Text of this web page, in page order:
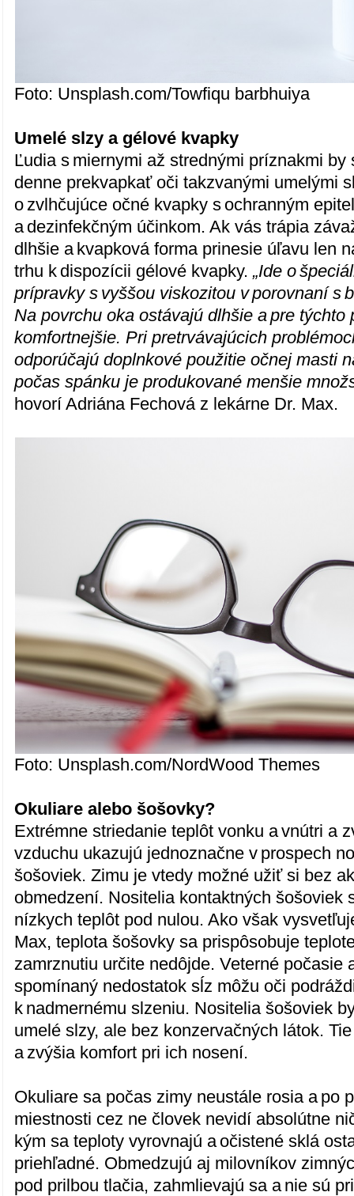
Foto: Unsplash.com/Towfiqu barbhuiya
Umelé slzy a gélové kvapky
Ľudia s miernymi až strednými príznakmi
denne prekvapkať oči takzvanými umelými
o zvlhčujúce očné kvapky s ochranným
a dezinfekčným účinkom. Ak vás trápia
dlhšie a kvapková forma prinesie úľavu len
trhu k dispozícii gélové kvapky.„Ide o
prípravky s vyššou viskozitou v porovnaní s
Na povrchu oka ostávajú dlhšie a pre týchto
komfortnejšie. Pri pretrvávajúcich
odporúčajú doplnkové použitie očnej masti
počas spánku je produkované menšie
hovorí Adriána Fechová z lekárne Dr. Max.
Foto: Unsplash.com/NordWood Themes
Okuliare alebo šošovky?
Extrémne striedanie teplôt vonku a vnútri a
vzduchu ukazujú jednoznačne v prospech
šošoviek. Zimu je vtedy možné užiť si bez
obmedzení. Nositelia kontaktných šošoviek
nízkych teplôt pod nulou. Ako však
Max, teplota šošovky sa prispôsobuje
zamrznutiu určite nedôjde. Veterné počasie
spomínaný nedostatok sĺz môžu oči
k nadmernému slzeniu. Nositelia šošoviek
umelé slzy, ale bez konzervačných látok.
a zvýšia komfort pri ich nosení.
Okuliare sa počas zimy neustále rosia a po
miestnosti cez ne človek nevidí absolútne
kým sa teploty vyrovnajú a očistené sklá
priehľadné. Obmedzujú aj milovníkov
pod prilbou tlačia, zahmlievajú sa a nie sú